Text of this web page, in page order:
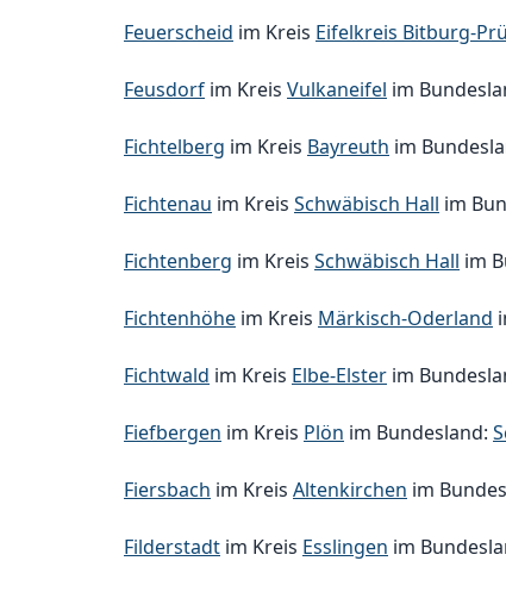
Feuerscheid im Kreis Eifelkreis Bitburg-
Feusdorf im Kreis Vulkaneifel im
Fichtelberg im Kreis Bayreuth im
Fichtenau im Kreis Schwäbisch Hall im
Fichtenberg im Kreis Schwäbisch Hall im
Fichtenhöhe im Kreis Märkisch-Oderland
Fichtwald im Kreis Elbe-Elster im
Fiefbergen im Kreis Plön im Bundesland:
Fiersbach im Kreis Altenkirchen im
Filderstadt im Kreis Esslingen im